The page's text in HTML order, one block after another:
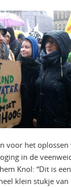
voor het oplossen
in de
Knol: “Dit is
klein stukje van